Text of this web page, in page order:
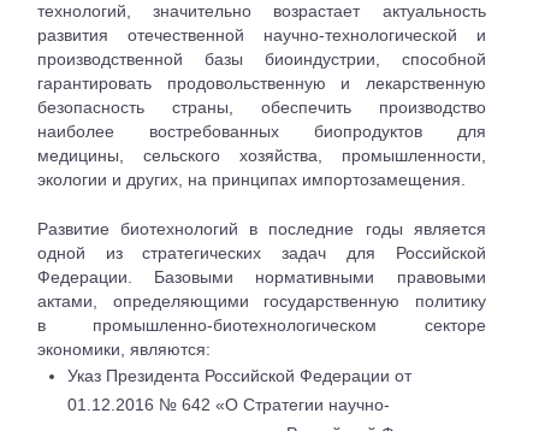
технологий, значительно возрастает актуальность
развития отечественной научно-технологической и
производственной базы биоиндустрии, способной
гарантировать продовольственную и лекарственную
безопасность страны, обеспечить производство
наиболее востребованных биопродуктов для
медицины, сельского хозяйства, промышленности,
экологии и других, на принципах импортозамещения.
Развитие биотехнологий в последние годы является
одной из стратегических задач для Российской
Федерации. Базовыми нормативными правовыми
актами, определяющими государственную политику
в промышленно-биотехнологическом секторе
экономики, являются:
Указ Президента Российской Федерации от
01.12.2016 № 642 «О Стратегии научно-